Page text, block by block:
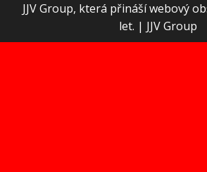
JJV Group, která přináší webový
let. | JJV Group